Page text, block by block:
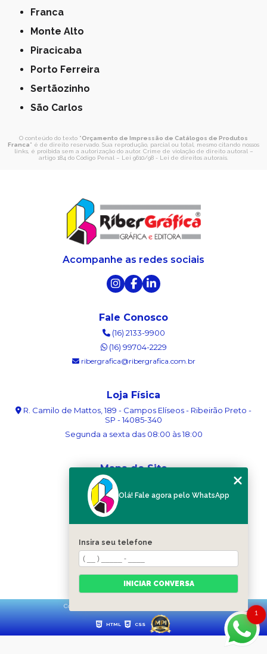
Franca
Monte Alto
Piracicaba
Porto Ferreira
Sertãozinho
São Carlos
O conteúdo do texto "Orçamento de Impressão de Catálogos de Produtos
Franca" é de direito reservado. Sua reprodução, parcial ou total, mesmo citando nossos
links, é proibida sem a autorização do autor. Crime de violação de direito autoral –
artigo 184 do Código Penal – Lei 9610/98 - Lei de direitos autorais.
Acompanhe as redes sociais
Fale Conosco
(16) 2133-9900
(16) 99704-2229
ribergrafica@ribergrafica.com.br
Loja Física
R. Camilo de Mattos, 189 - Campos Elíseos - Ribeirão Preto -
SP - 14085-340
Segunda a sexta das 08:00 às 18:00
Mapa do Site
Sobre nós
Blog
Categorias
Mapa do site
Copyright © Ribergráfica. (Lei 9610 de 19/02/1998)
HTML CSS
1
Olá! Fale agora pelo WhatsApp
Insira seu telefone
INICIAR CONVERSA